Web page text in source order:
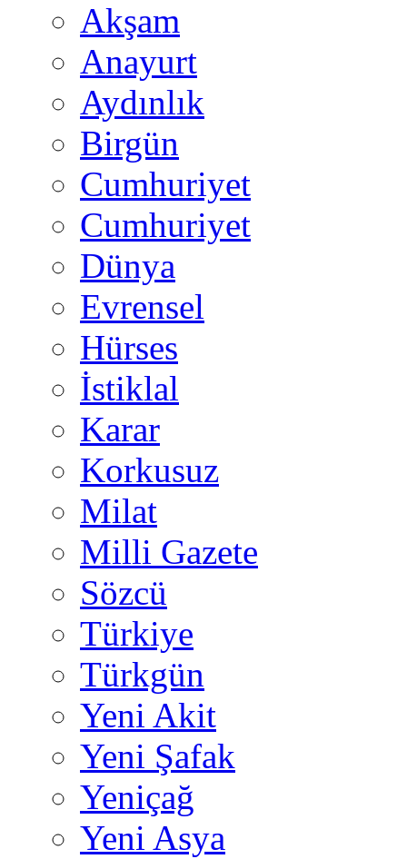
Akşam
Anayurt
Aydınlık
Birgün
Cumhuriyet
Cumhuriyet
Dünya
Evrensel
Hürses
İstiklal
Karar
Korkusuz
Milat
Milli Gazete
Sözcü
Türkiye
Türkgün
Yeni Akit
Yeni Şafak
Yeniçağ
Yeni Asya